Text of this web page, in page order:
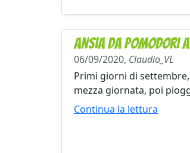
Ansia da pomodori
06/09/2020, Claudio_VL
Primi giorni di
mezza giornata, poi
Continua la lettura